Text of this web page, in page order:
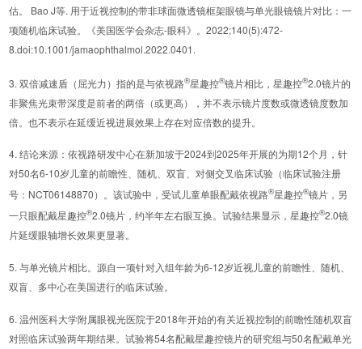
估。 Bao J等. 用于近视控制的带非球面微透镜框架眼镜与单光眼镜镜片对比：一
项随机临床试验。《美国医学会杂志-眼科》。2022;140(5):472-
8.doi:10.1001/jamaophthalmol.2022.0401.
3. 双倍减速盾（屈光力）指的是与依视路®星趣控®镜片相比，星趣控®2.0镜片的
非聚焦光束带深度是前者的两倍（或更高），并不表示镜片度数或微透镜度数加
倍。也不表示在延缓近视进展效果上存在对应倍数的提升。
4. 结论来源：依视路研发中心在新加坡于2024到2025年开展的为期12个月，针
对50名6-10岁儿童的前瞻性、随机、双盲、对侧交叉临床试验（临床试验注册
号：NCT06148870）。该试验中，受试儿童单眼配戴依视路®星趣控®镜片，另
一只眼配戴星趣控®2.0镜片，约半年左右眼互换。试验结果显示，星趣控®2.0镜
片延缓眼轴增长效果更显著。
5. 与单光镜片相比。源自一项针对入组年龄为6-12岁近视儿童的前瞻性、随机、
双盲、多中心在美国进行的临床试验。
6. 温州医科大学附属眼视光医院于2018年开始的有关近视控制的前瞻性随机双盲
对照临床试验两年期结果。试验将54名配戴星趣控镜片的研究组与50名配戴单光